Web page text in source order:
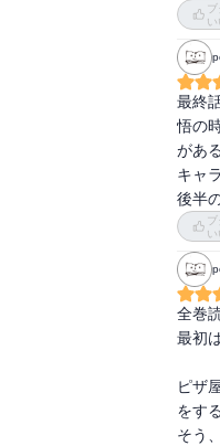
い
最終
悟の
があ
キャ
い
全巻
最初
ピザ
をす
そう